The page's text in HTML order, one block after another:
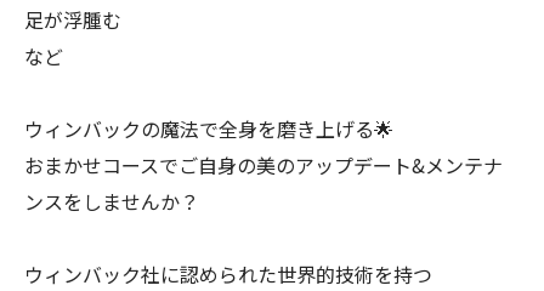
足が浮腫む
など
ウィンバックの魔法で全身を磨き上げる🌟
おまかせコースでご自身の美のアップデート&メンテナ
ンスをしませんか？
ウィンバック社に認められた世界的技術を持つ